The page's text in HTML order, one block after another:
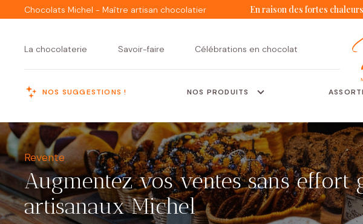
Chocolats Michel - Maître artisan chocolatier En raison des fortes
La chocolaterie Savoir-faire Célébrations en chocolat
NOS SUGGESTIONS ! NOS PRODUITS
Revente
Augmentez vos ventes sans effort
artisanaux Michel